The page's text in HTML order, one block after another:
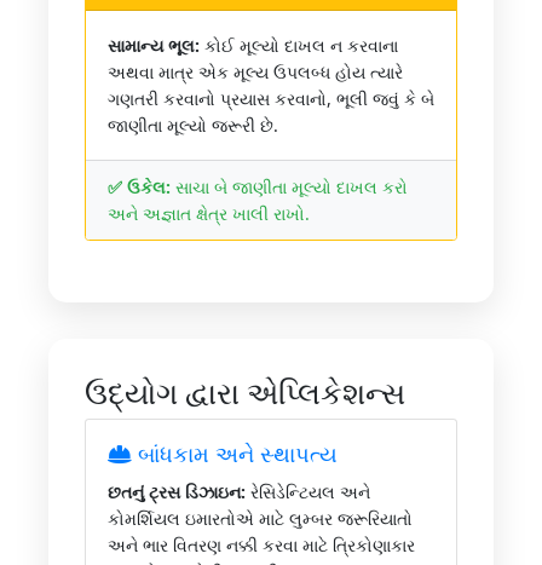
સામાન્ય ભૂલ: કોઈ મૂલ્યો દાખલ ન કરવાના
અથવા માત્ર એક મૂલ્ય ઉપલબ્ધ હોય ત્યારે
ગણતરી કરવાનો પ્રયાસ કરવાનો, ભૂલી જવું કે બે
જાણીતા મૂલ્યો જરૂરી છે.
✅ ઉકેલ: સાચા બે જાણીતા મૂલ્યો દાખલ કરો
અને અજ્ઞાત ક્ષેત્ર ખાલી રાખો.
ઉદ્યોગ દ્વારા એપ્લિકેશન્સ
બાંધકામ અને સ્થાપત્ય
છતનું ટ્રસ ડિઝાઇન: રેસિડેન્ટિયલ અને
કોમર્શિયલ ઇમારતોએ માટે લુમ્બર જરૂરિયાતો
અને ભાર વિતરણ નક્કી કરવા માટે ત્રિકોણાકાર